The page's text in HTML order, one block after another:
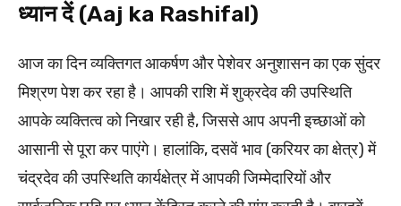
ध्यान दें (Aaj ka Rashifal)
आज का दिन व्यक्तिगत आकर्षण और पेशेवर अनुशासन का एक सुंदर
मिश्रण पेश कर रहा है। आपकी राशि में शुक्रदेव की उपस्थिति
आपके व्यक्तित्व को निखार रही है, जिससे आप अपनी इच्छाओं को
आसानी से पूरा कर पाएंगे। हालांकि, दसवें भाव (करियर का क्षेत्र) में
चंद्रदेव की उपस्थिति कार्यक्षेत्र में आपकी जिम्मेदारियों और